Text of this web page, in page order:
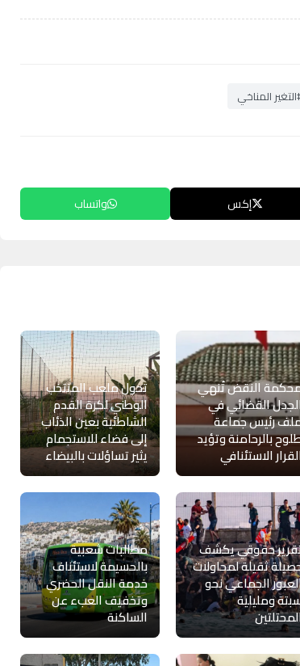
المناخي
إكس واتساب
النقض تُنهي
القضائي في
رئيس جماعة
بالرحامنة وتؤيد
الاستئنافي
تحول ملعب المنتخب
الوطني لكرة القدم
الشاطئية بعين الذئاب
إلى فضاء للاستجمام
يثير تساؤلات بالبيضاء
حقوقي يكشف
ثقيلة لمحاولات
الجماعي نحو
ومليلية
مطالبات شعبية
بالحسيمة لاستئناف
خدمة النقل الحضري
وتخفيف العبء عن
الساكنة